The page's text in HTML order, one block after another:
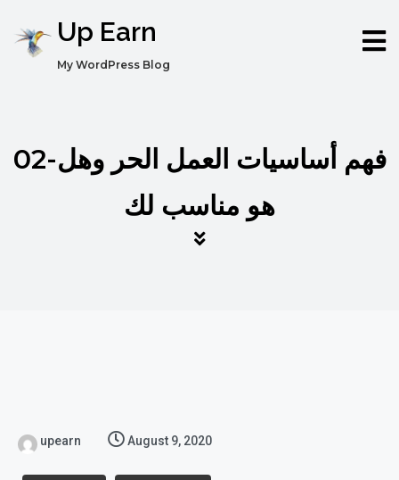
Up Earn
My WordPress Blog
02-فهم أساسيات العمل الحر وهل
هو مناسب لك
upearn August 9, 2020